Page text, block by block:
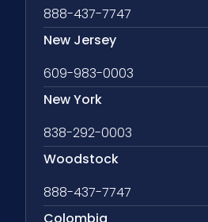
888-437-7747
New Jersey
609-983-0003
New York
838-292-0003
Woodstock
888-437-7747